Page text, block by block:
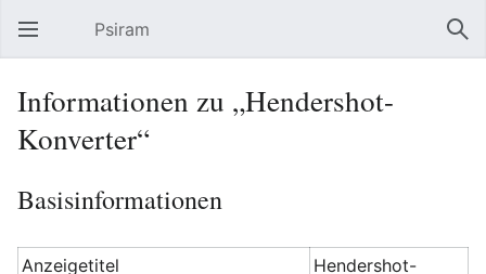
Hauptmenü öffnen Psiram
Informationen zu „Hendershot-
Konverter“
Basisinformationen
Anzeigetitel
Hendershot-